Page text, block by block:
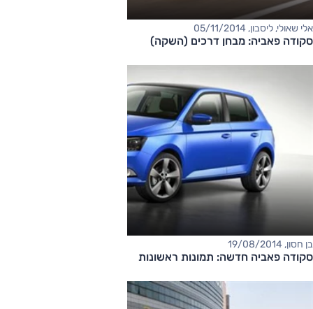
אלי שאולי, ליסבון, 05/11/2014
סקודה פאביה: מבחן דרכים (השקה)
בן חסון, 19/08/2014
סקודה פאביה חדשה: תמונות ראשונות